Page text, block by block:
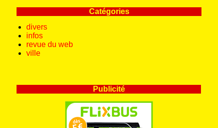
Catégories
divers
infos
revue du web
ville